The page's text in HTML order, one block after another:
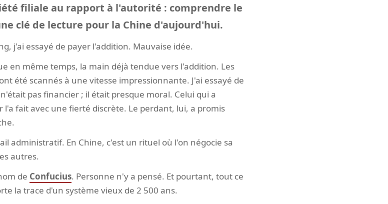
filiale au rapport à l'autorité : comprendre le
clé de lecture pour la Chine d'aujourd'hui.
j'ai essayé de payer l'addition. Mauvaise idée.
en même temps, la main déjà tendue vers l'addition. Les
été scannés à une vitesse impressionnante. J'ai essayé de
pas financier ; il était presque moral. Celui qui a
fait avec une fierté discrète. Le perdant, lui, a promis
administratif. En Chine, c'est un rituel où l'on négocie sa
autres.
de Confucius. Personne n'y a pensé. Et pourtant, tout ce
la trace d'un système vieux de 2 500 ans.